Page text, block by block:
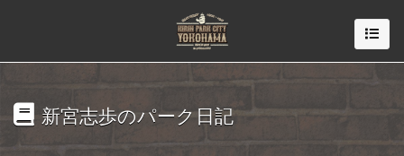
新宮志歩のパーク日記